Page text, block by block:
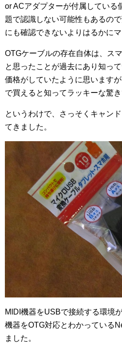
or ACアダプターが付属している
題で認識しない可能性もあるの
にも確認できないよりはるかにマ
OTGケーブルの存在自体は、ス
と思ったことが過去にあり知っ
価格がしていたように思います
で買えると知ってラッキーな驚き
というわけで、さっそくキャン
てきました。
MIDI機器をUSBで接続する環境
機器をOTG対応とわかっている
ました。